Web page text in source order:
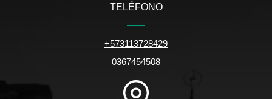
TELÉFONO
+573113728429
0367454508